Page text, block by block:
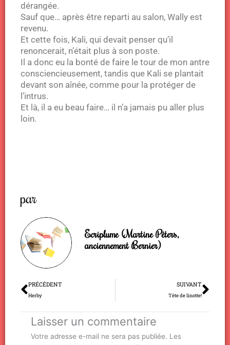
dérangée.
Sauf que… après être reparti au salon, Wally est
revenu.
Et cette fois, Kali, qui devait penser qu’il
renoncerait, n’était plus à son poste.
Il a donc eu la bonté de faire le tour de mon antre
consciencieusement, tandis que Kali se plantait
devant son aînée, comme pour la protéger de
l’intrus.
Et là, il a eu beau faire… il n’a jamais pu aller plus
loin.
par
Ecriplume (Martine Péters,
anciennement Bernier)
Précédent
PRÉCÉDENT
Herby
SUIVANT
Tête de linotte!
Laisser un commentaire
Votre adresse e-mail ne sera pas publiée. Les